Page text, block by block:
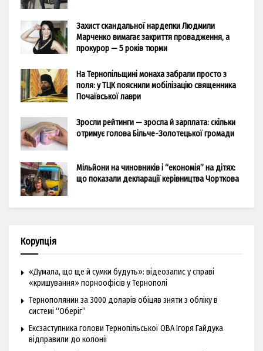
Захист скандальної нардепки Людмили
Марченко вимагає закриття провадження, а
прокурор — 5 років тюрми
На Тернопільщині монаха забрали просто з
поля: у ТЦК пояснили мобілізацію священника
Почаївської лаври
Зросли рейтинги — зросла й зарплата: скільки
отримує голова Більче-Золотецької громади
Мільйони на чиновників і “економія” на дітях:
що показали декларації керівництва Чорткова
Корупція
«Думала, що ще й сумки будуть»: відеозапис у справі
«кришування» порноофісів у Тернополі
Тернополянин за 3000 доларів обіцяв зняти з обліку в
системі “Оберіг”
Ексзаступника голови Тернопільської ОВА Ігоря Гайдука
відправили до колонії